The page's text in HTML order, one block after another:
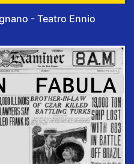
- Teatro Ennio